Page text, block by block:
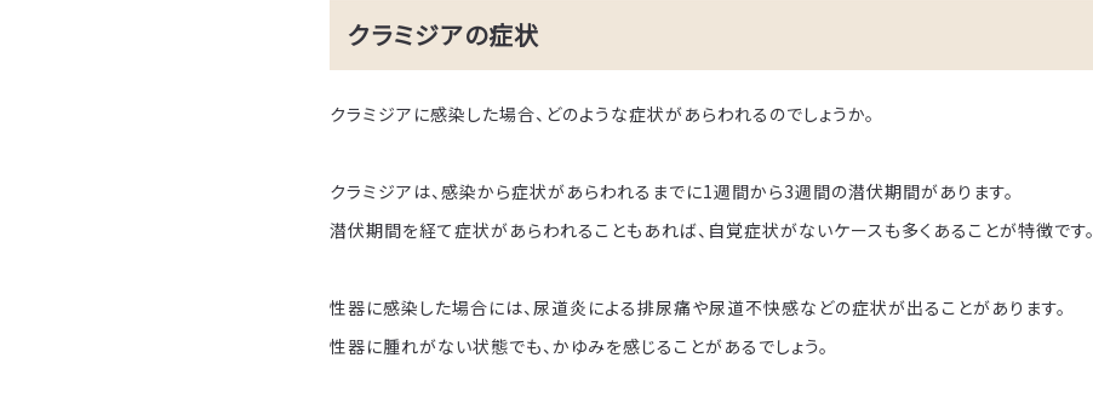
クラミジアの症状
クラミジアに感染した場合、どのような症状があらわれるのでしょうか。
クラミジアは、感染から症状があらわれるまでに1週間から3週間の潜伏期間があります。
潜伏期間を経て症状があらわれることもあれば、自覚症状がないケースも多くあることが特徴です。
性器に感染した場合には、尿道炎による排尿痛や尿道不快感などの症状が出ることがあります。
性器に腫れがない状態でも、かゆみを感じることがあるでしょう。